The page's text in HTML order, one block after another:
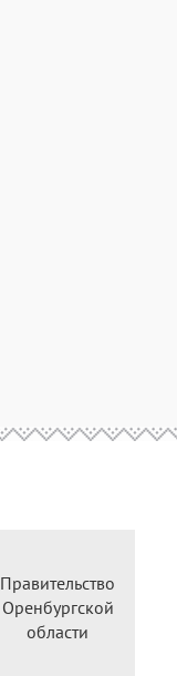
Правительство
Оренбургской
области